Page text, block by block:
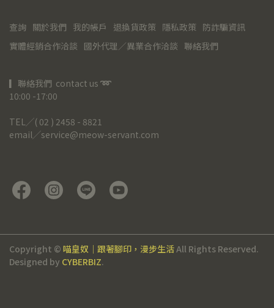
查詢 關於我們 我的帳戶 退換貨政策 隱私政策 防詐騙資訊
實體經銷合作洽談 國外代理／異業合作洽談 聯絡我們
▎聯絡我們  contact us ➿
10:00 -17:00
TEL╱( 02 ) 2458 - 8821
email╱service@meow-servant.com
Copyright © 喵皇奴｜跟著腳印，漫步生活All Rights Reserved.
Designed by CYBERBIZ.